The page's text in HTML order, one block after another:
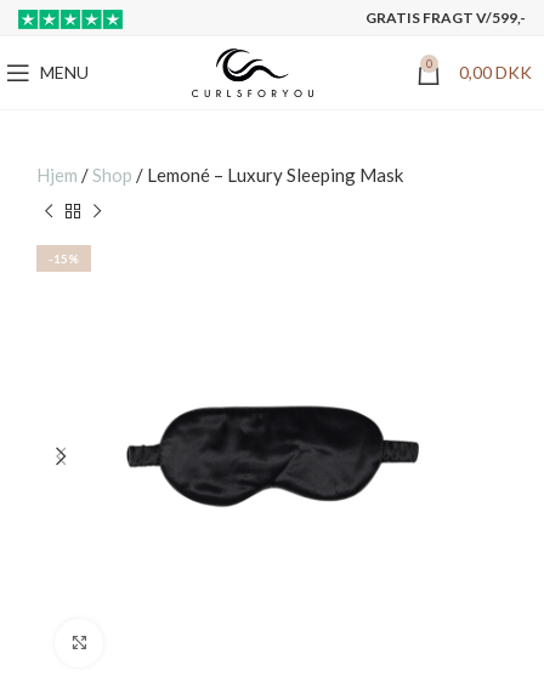
GRATIS FRAGT V/599,-
MENU 0 0,00DKK
Hjem /Shop / Lemoné – Luxury Sleeping Mask
-15%